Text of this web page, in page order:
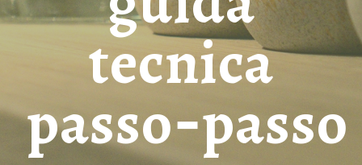
tecnica
passo‑passo